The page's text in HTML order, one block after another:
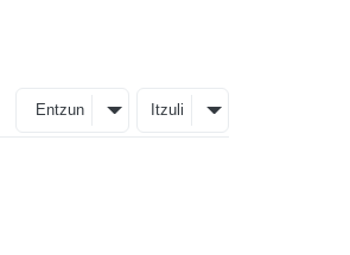
Entzun Itzuli